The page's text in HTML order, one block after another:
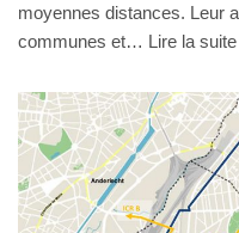
moyennes distances. Leur
communes et… Lire la